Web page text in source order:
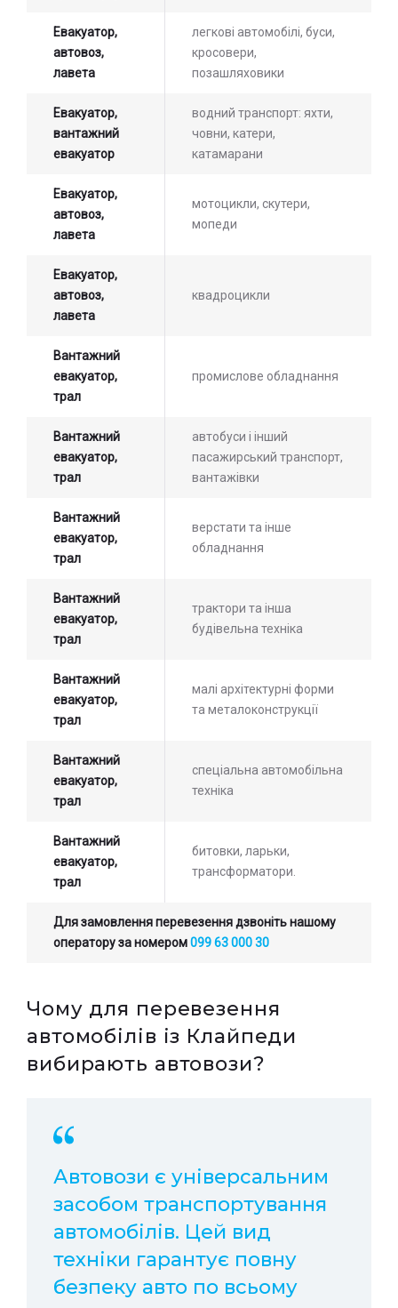
Евакуатор,
автовоз,
лавета
легкові автомобілі, буси,
кросовери,
позашляховики
Евакуатор,
вантажний
евакуатор
водний транспорт: яхти,
човни, катери,
катамарани
Евакуатор,
автовоз,
лавета
мотоцикли, скутери,
мопеди
Евакуатор,
автовоз,
лавета
квадроцикли
Вантажний
евакуатор,
трал
промислове обладнання
Вантажний
евакуатор,
трал
автобуси і інший
пасажирський транспорт,
вантажівки
Вантажний
евакуатор,
трал
верстати та інше
обладнання
Вантажний
евакуатор,
трал
трактори та інша
будівельна техніка
Вантажний
евакуатор,
трал
малі архітектурні форми
та металоконструкції
Вантажний
евакуатор,
трал
спеціальна автомобільна
техніка
Вантажний
евакуатор,
трал
битовки, ларьки,
трансформатори.
Для замовлення перевезення дзвоніть нашому
оператору за номером099 63 000 30
Чому для перевезення
автомобілів із Клайпеди
вибирають автовози?
Автовози є універсальним
засобом транспортування
автомобілів. Цей вид
техніки гарантує повну
безпеку авто по всьому